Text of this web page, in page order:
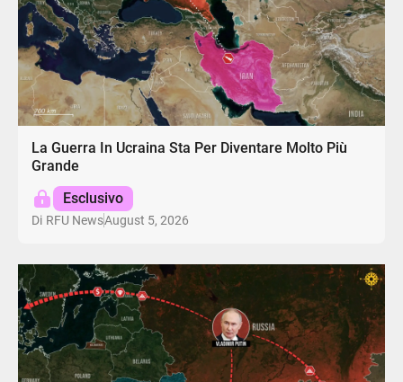
La Guerra In Ucraina Sta Per Diventare Molto Più
Grande
Esclusivo
Di RFU NewsAugust 5, 2026